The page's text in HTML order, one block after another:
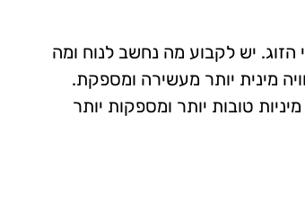
הזוג. יש לקבוע מה נחשב לנוח ומה
מינית יותר מעשירה ומספקת.
טובות יותר ומספקות יותר